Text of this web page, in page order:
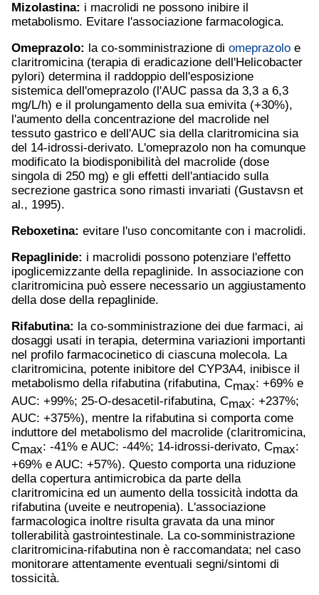
Mizolastina: i macrolidi ne possono inibire il
metabolismo. Evitare l'associazione farmacologica.
Omeprazolo: la co-somministrazione di omeprazolo e
claritromicina (terapia di eradicazione dell'Helicobacter
pylori) determina il raddoppio dell'esposizione
sistemica dell'omeprazolo (l'AUC passa da 3,3 a 6,3
mg/L/h) e il prolungamento della sua emivita (+30%),
l'aumento della concentrazione del macrolide nel
tessuto gastrico e dell'AUC sia della claritromicina sia
del 14-idrossi-derivato. L'omeprazolo non ha comunque
modificato la biodisponibilità del macrolide (dose
singola di 250 mg) e gli effetti dell'antiacido sulla
secrezione gastrica sono rimasti invariati (Gustavsn et
al., 1995).
Reboxetina: evitare l'uso concomitante con i macrolidi.
Repaglinide: i macrolidi possono potenziare l'effetto
ipoglicemizzante della repaglinide. In associazione con
claritromicina può essere necessario un aggiustamento
della dose della repaglinide.
Rifabutina: la co-somministrazione dei due farmaci, ai
dosaggi usati in terapia, determina variazioni importanti
nel profilo farmacocinetico di ciascuna molecola. La
claritromicina, potente inibitore del CYP3A4, inibisce il
metabolismo della rifabutina (rifabutina, Cmax: +69% e
AUC: +99%; 25-O-desacetil-rifabutina, Cmax: +237%;
AUC: +375%), mentre la rifabutina si comporta come
induttore del metabolismo del macrolide (claritromicina,
Cmax: -41% e AUC: -44%; 14-idrossi-derivato, Cmax:
+69% e AUC: +57%). Questo comporta una riduzione
della copertura antimicrobica da parte della
claritromicina ed un aumento della tossicità indotta da
rifabutina (uveite e neutropenia). L'associazione
farmacologica inoltre risulta gravata da una minor
tollerabilità gastrointestinale. La co-somministrazione
claritromicina-rifabutina non è raccomandata; nel caso
monitorare attentamente eventuali segni/sintomi di
tossicità.